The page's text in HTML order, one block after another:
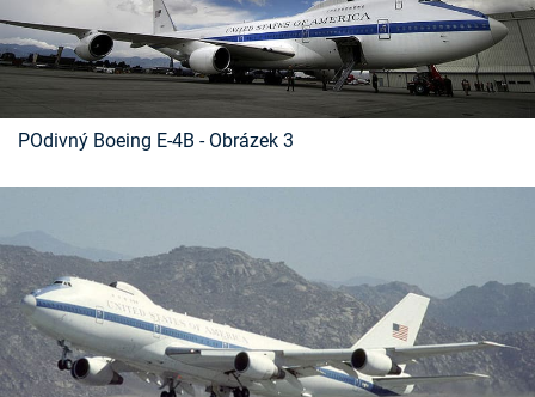
POdivný Boeing E-4B - Obrázek 3